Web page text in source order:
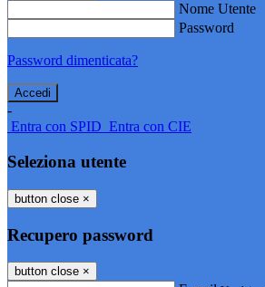
Nome Utente
Password
Password dimenticata?
-
Entra con SPID Entra con CIE
Seleziona utente
button close ×
Recupero password
button close ×